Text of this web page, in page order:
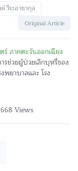
วีระอาชากุล
Original Article
ร์ ภาคตะวันออกเฉียง
ช่วยผู้ป่วยเลิกบุหรี่ของ
ยาบาลและ โรง
Views